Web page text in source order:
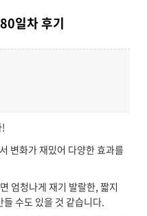
일차 후기
변화가 재밌어 다양한 효과를
엄청나게 재기 발랄한, 짧지
수도 있을 것 같습니다.